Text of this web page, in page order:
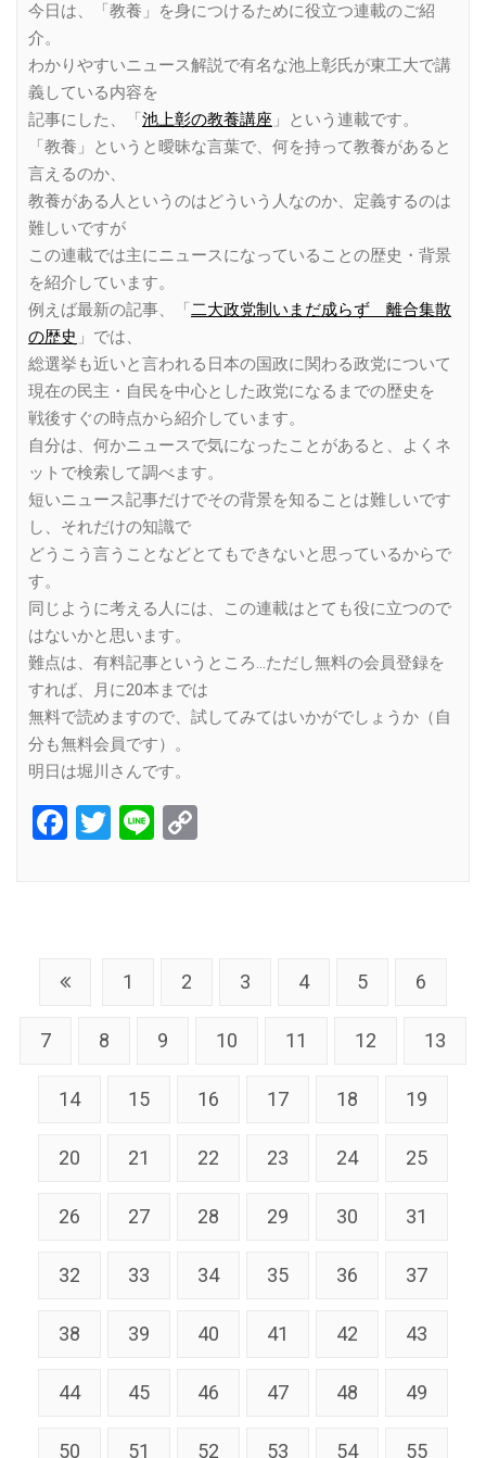
今日は、「教養」を身につけるために役立つ連載のご紹
介。
わかりやすいニュース解説で有名な池上彰氏が東工大で講
義している内容を
記事にした、「池上彰の教養講座 」という連載です。
「教養」というと曖昧な言葉で、何を持って教養があると
言えるのか、
教養がある人というのはどういう人なのか、定義するのは
難しいですが
この連載では主にニュースになっていることの歴史・背景
を紹介しています。
例えば最新の記事、「二大政党制いまだ成らず 離合集散
の歴史 」では、
総選挙も近いと言われる日本の国政に関わる政党について
現在の民主・自民を中心とした政党になるまでの歴史を
戦後すぐの時点から紹介しています。
自分は、何かニュースで気になったことがあると、よくネ
ットで検索して調べます。
短いニュース記事だけでその背景を知ることは難しいです
し、それだけの知識で
どうこう言うことなどとてもできないと思っているからで
す。
同じように考える人には、この連載はとても役に立つので
はないかと思います。
難点は、有料記事というところ…ただし無料の会員登録を
すれば、月に20本までは
無料で読めますので、試してみてはいかがでしょうか（自
分も無料会員です）。
明日は堀川さんです。
Facebook
Twitter
Line
1 2 3 4 5 6
7 8 9 10 11 12 13
14 15 16 17 18 19
20 21 22 23 24 25
26 27 28 29 30 31
32 33 34 35 36 37
38 39 40 41 42 43
44 45 46 47 48 49
50 51 52 53 54 55